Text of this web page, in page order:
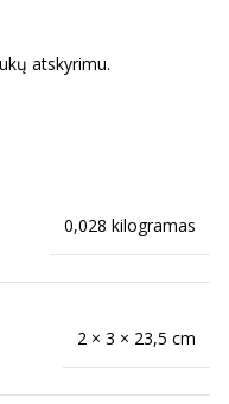
atskyrimu.
0,028 kilogramas
2 × 3 × 23,5 cm